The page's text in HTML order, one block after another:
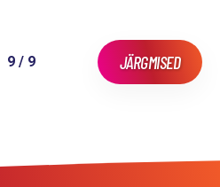
9 / 9 JÄRGMISED